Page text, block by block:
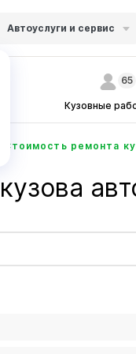
Автоуслуги и сервис
Кузовные
65